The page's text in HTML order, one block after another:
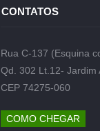
CONTATOS
Rua C-137 (Esquina
Qd. 302 Lt.12- Jardim
CEP 74275-060
COMO CHEGAR